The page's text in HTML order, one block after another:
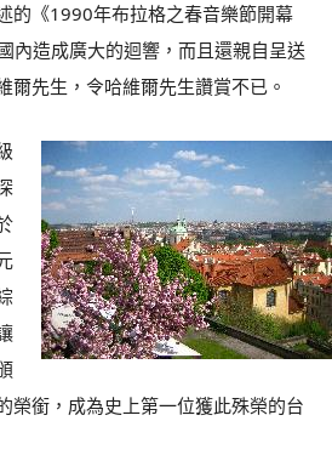
的《1990年布拉格之春音樂節開幕
內造成廣大的迴響，而且還親自呈送
爾先生，令哈維爾先生讚賞不已。
榮銜，成為史上第一位獲此殊榮的台